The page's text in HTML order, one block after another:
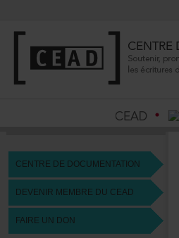
CENTREDEDOCUMENTATION
DEVENIRMEMBREDUCEAD
FAIREUNDON